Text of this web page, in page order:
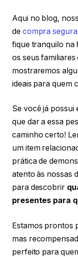
Aqui no blog,
de compra segura
fique tranquilo na
os seus familiares
mostraremos
ideais para quem
Se você já possui
que dar a essa
caminho certo!
um item
prática de
atento às nossas
para descobrir
presentes para
Estamos prontos
mas
perfeito para